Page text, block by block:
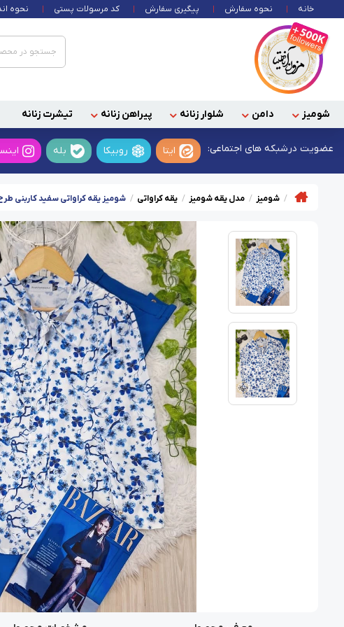
خانه نحوه سفارش پیگیری سفارش کد مرسولات پستی نحوه
شومیز دامن شلوار زنانه پیراهن زنانه تیشرت زنانه
عضویت درشبکه های اجتماعی: ایتا روبیکا بله
شومیز مدل یقه شومیز یقه کراواتی شومیز یقه کراواتی سفید کاربنی